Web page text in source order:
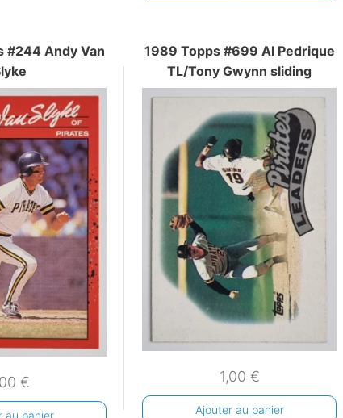
#244 Andy Van
€
au panier
1989 Topps #699 Al Pedrique
TL/Tony Gwynn sliding
1,00 €
Ajouter au panier